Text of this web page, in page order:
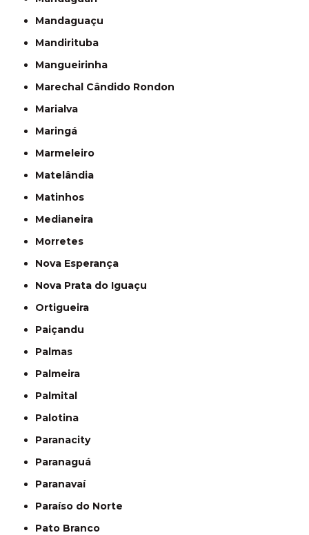
Mandaguaçu
Mandirituba
Mangueirinha
Marechal Cândido Rondon
Marialva
Maringá
Marmeleiro
Matelândia
Matinhos
Medianeira
Morretes
Nova Esperança
Nova Prata do Iguaçu
Ortigueira
Paiçandu
Palmas
Palmeira
Palmital
Palotina
Paranacity
Paranaguá
Paranavaí
Paraíso do Norte
Pato Branco